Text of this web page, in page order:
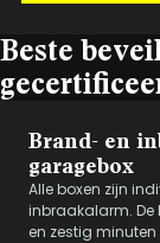
Beste
Brand- en
garagebox
Alle boxen zijn
inbraakalarm. De
en zestig